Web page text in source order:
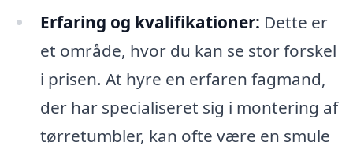
Erfaring og kvalifikationer: Dette er
et område, hvor du kan se stor forskel
i prisen. At hyre en erfaren fagmand,
der har specialiseret sig i montering af
tørretumbler, kan ofte være en smule